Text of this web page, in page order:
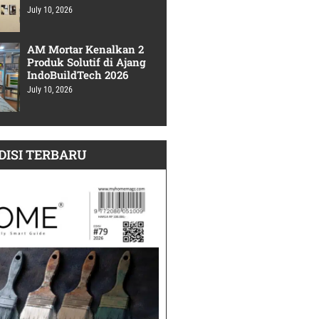
July 10, 2026
AM Mortar Kenalkan 2
Produk Solutif di Ajang
IndoBuildTech 2026
July 10, 2026
TERBARU